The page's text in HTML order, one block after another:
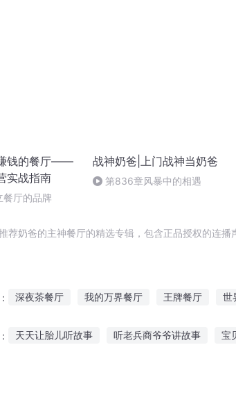
钱的餐厅——
实战指南
餐厅的品牌
战神奶爸|上门战神当奶爸
第836章风暴中的相遇
荐奶爸的主神餐厅的精选专辑，包含正品授权的连
深夜茶餐厅 我的万界餐厅 王牌餐厅 世
天天让胎儿听故事 听老兵商爷爷讲故事 宝